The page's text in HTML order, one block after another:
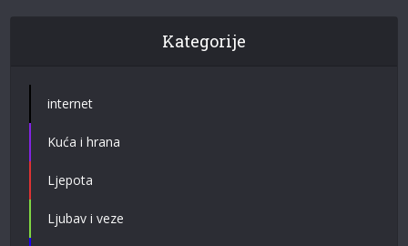
Kategorije
internet
Kuća i hrana
Ljepota
Ljubav i veze